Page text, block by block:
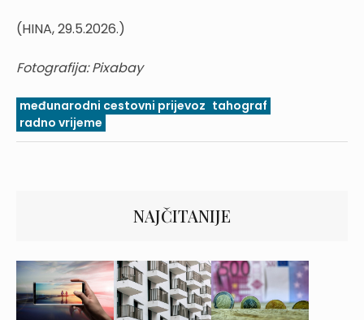
(HINA, 29.5.2026.)
Fotografija: Pixabay
međunarodni cestovni prijevoz tahograf
radno vrijeme
NAJČITANIJE